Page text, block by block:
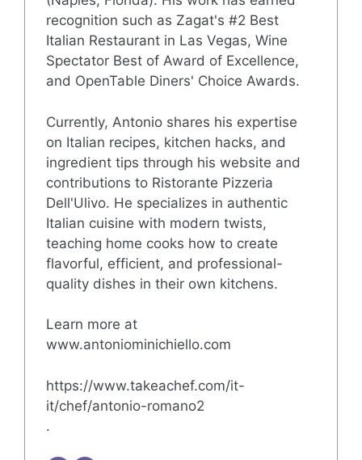
recognition such as Zagat's #2 Best
Italian Restaurant in Las Vegas, Wine
Spectator Best of Award of Excellence,
and OpenTable Diners' Choice Awards.
Currently, Antonio shares his expertise
on Italian recipes, kitchen hacks, and
ingredient tips through his website and
contributions to Ristorante Pizzeria
Dell'Ulivo. He specializes in authentic
Italian cuisine with modern twists,
teaching home cooks how to create
flavorful, efficient, and professional-
quality dishes in their own kitchens.
Learn more at
www.antoniominichiello.com
https://www.takeachef.com/it-
it/chef/antonio-romano2
.